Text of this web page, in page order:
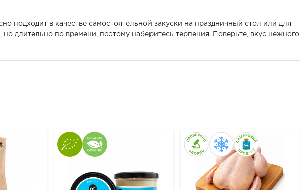
подходит в качестве самостоятельной закуски на праздничный стол или для
длительно по времени, поэтому наберитесь терпения. Поверьте, вкус нежного